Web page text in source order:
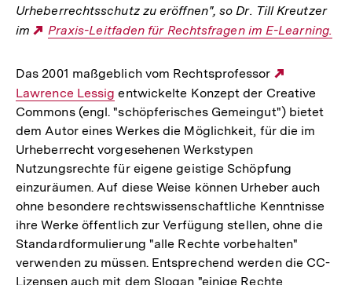
Urheberrechtsschutz zu eröffnen", so Dr. Till Kreutzer
im
Externer
Praxis-Leitfaden für Rechtsfragen im E-Learning.
Das 2001 maßgeblich vom Rechtsprofessor
Link:
Lawrence Lessig entwickelte Konzept der Creative
Commons (engl. "schöpferisches Gemeingut") bietet
dem Autor eines Werkes die Möglichkeit, für die im
Urheberrecht vorgesehenen Werkstypen
Nutzungsrechte für eigene geistige Schöpfung
einzuräumen. Auf diese Weise können Urheber auch
ohne besondere rechtswissenschaftliche Kenntnisse
ihre Werke öffentlich zur Verfügung stellen, ohne die
Standardformulierung "alle Rechte vorbehalten"
verwenden zu müssen. Entsprechend werden die CC-
Lizensen auch mit dem Slogan "einige Rechte